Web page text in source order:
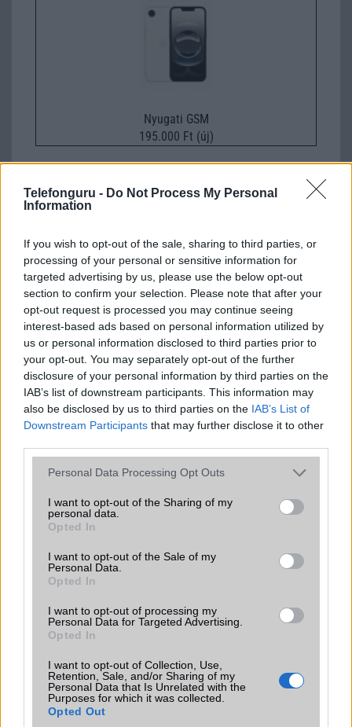
Telefonguru - Do Not Process My Personal
Information
If you wish to opt-out of the sale, sharing to third parties, or
processing of your personal or sensitive information for
targeted advertising by us, please use the below opt-out
section to confirm your selection. Please note that after your
opt-out request is processed you may continue seeing
interest-based ads based on personal information utilized by
us or personal information disclosed to third parties prior to
your opt-out. You may separately opt-out of the further
disclosure of your personal information by third parties on the
IAB’s list of downstream participants. This information may
also be disclosed by us to third parties on the IAB’s List of
Downstream Participants that may further disclose it to other
Please note that this website/app uses one or more Google
not limited to your visit or usage behaviour. You may click to
grant or deny consent to Google and its third-party tags to
use your data for below specified purposes in below Google
consent section.
Personal Data Processing Opt Outs
I want to opt-out of the Sharing of my
personal data.
Opted In
I want to opt-out of the Sale of my
Personal Data.
Opted In
I want to opt-out of processing my
Personal Data for Targeted Advertising.
Opted In
I want to opt-out of Collection, Use,
Retention, Sale, and/or Sharing of my
Personal Data that Is Unrelated with the
Purposes for which it was collected.
Opted Out
Nyugati GSM
195.000 Ft (új)
Nelly GSM
310.000 Ft (használt)
miki75
2011-10-12 11:47:38
Petra
Mennyi lesz kb az Iphone 4S??
Stifler
Ez egy nagy rakás! Steve Jobs bácsi haldoklott már, és azért dobták
ki ezt az S verziót, mert ebből a pénz elég lesz a temetésre, az 5ös
meg majd jövőre kijön talán...